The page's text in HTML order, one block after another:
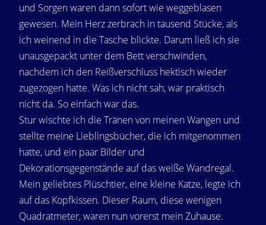
und Sorgen waren dann sofort wie weggeblasen
gewesen. Mein Herz zerbrach in tausend Stücke, als
ich weinend in die Tasche blickte. Darum ließ ich sie
unausgepackt unter dem Bett verschwinden,
nachdem ich den Reißverschluss hektisch wieder
zugezogen hatte. Was ich nicht sah, war praktisch
nicht da. So einfach war das.
Stur wischte ich die Tränen von meinen Wangen und
stellte meine Lieblingsbücher, die ich mitgenommen
hatte, und ein paar Bilder und
Dekorationsgegenstände auf das weiße Wandregal.
Mein geliebtes Plüschtier, eine kleine Katze, legte ich
auf das Kopfkissen. Dieser Raum, diese wenigen
Quadratmeter, waren nun vorerst mein Zuhause.